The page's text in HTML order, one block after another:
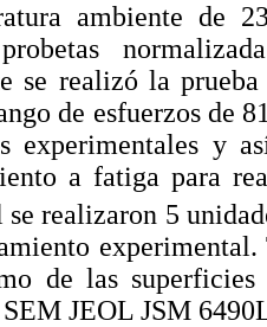
ambiente de
se realizó la
de esfuerzos de
experimentales y
a fatiga para
realizaron 5
de las
JEOL JSM